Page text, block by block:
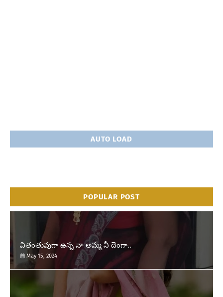
AUTO LOAD
POPULAR POST
వితంతువుగా ఉన్న నా అమ్మ నీ దెంగా..
May 15, 2024